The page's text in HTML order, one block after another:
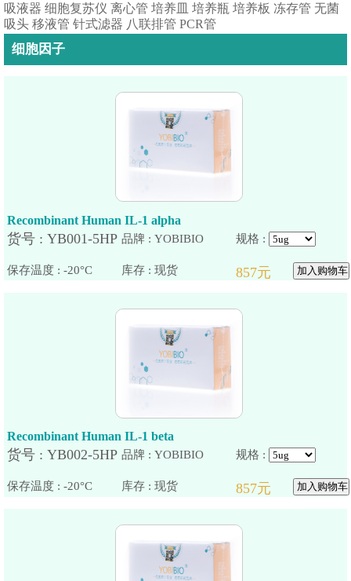
吸液器 细胞复苏仪 离心管 培养皿 培养瓶 培养板 冻存管 无菌
吸头 移液管 针式滤器 八联排管 PCR管
细胞因子
Recombinant Human IL-1 alpha
品牌 : YOBIBIO 规格 :
保存温度 : -20°C
Recombinant Human IL-1 beta
品牌 : YOBIBIO 规格 :
保存温度 : -20°C